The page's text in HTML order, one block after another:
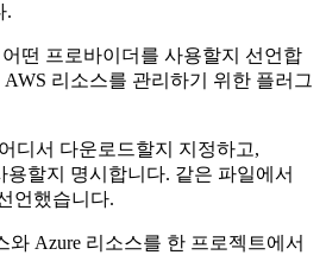
.
떤 프로바이더를 사용할지 선언합
리소스를 관리하기 위한 플러그
디서 다운로드할지 지정하고,
용할지 명시합니다. 같은 파일에서
언했습니다.
와 Azure 리소스를 한 프로젝트에서